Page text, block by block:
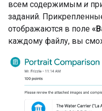
всем содержимым и
заданий.
отображаются в поле
каждому файлу, вы